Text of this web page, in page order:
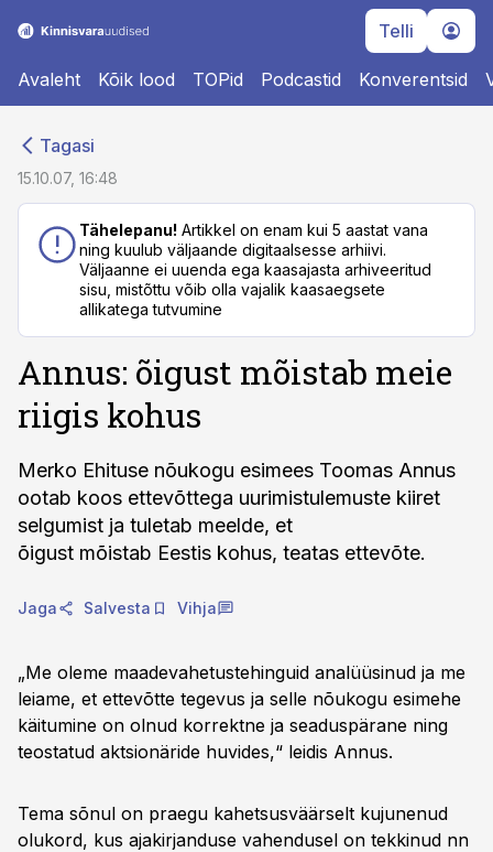
Telli
Avaleht Kõik lood TOPid Podcastid Konverentsid
Tagasi
15.10.07, 16:48
Tähelepanu! Artikkel on enam kui 5 aastat vana
ning kuulub väljaande digitaalsesse arhiivi.
Väljaanne ei uuenda ega kaasajasta arhiveeritud
sisu, mistõttu võib olla vajalik kaasaegsete
allikatega tutvumine
Annus: õigust mõistab meie
riigis kohus
Merko Ehituse nõukogu esimees Toomas Annus
ootab koos ettevõttega uurimistulemuste kiiret
selgumist ja tuletab meelde, et
õigust mõistab Eestis kohus, teatas ettevõte.
Jaga Salvesta Vihja
„Me oleme maadevahetustehinguid analüüsinud ja me
leiame, et ettevõtte tegevus ja selle nõukogu esimehe
käitumine on olnud korrektne ja seaduspärane ning
teostatud aktsionäride huvides,“ leidis Annus.
Tema sõnul on praegu kahetsusväärselt kujunenud
olukord, kus ajakirjanduse vahendusel on tekkinud nn